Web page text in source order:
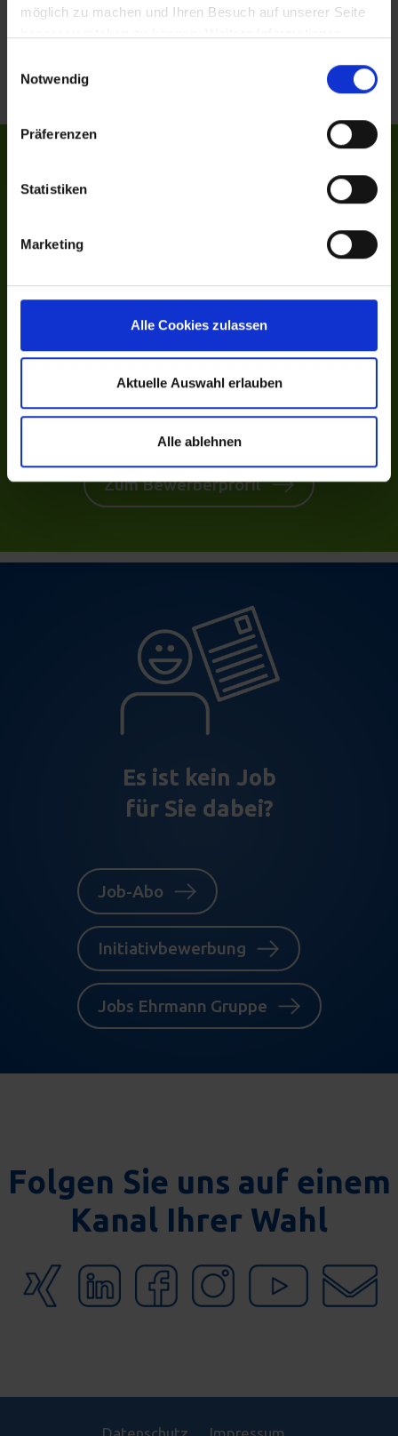
möglich zu machen und Ihren Besuch auf unserer Seite
Notwendig
Präferenzen
Statistiken
Marketing
Alle Cookies zulassen
Aktuelle Auswahl erlauben
Alle ablehnen
Ihre begonnene
Profil fertigstellen?
Zum Bewerberprofil
Es ist kein Job
für Sie dabei?
Job-Abo
Initiativbewerbung
Jobs Ehrmann Gruppe
Folgen Sie uns auf einem
Kanal Ihrer Wahl